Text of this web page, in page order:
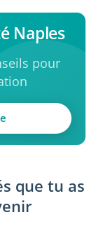
Naples
pour
que tu as